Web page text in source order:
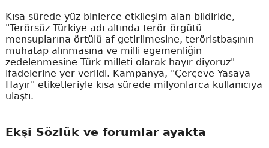
Kısa sürede yüz binlerce etkileşim alan bildiride,
"Terörsüz Türkiye adı altında terör örgütü
mensuplarına örtülü af getirilmesine, teröristbaşının
muhatap alınmasına ve milli egemenliğin
zedelenmesine Türk milleti olarak hayır diyoruz"
ifadelerine yer verildi. Kampanya, "Çerçeve Yasaya
Hayır" etiketleriyle kısa sürede milyonlarca kullanıcıya
ulaştı.
Ekşi Sözlük ve forumlar ayakta